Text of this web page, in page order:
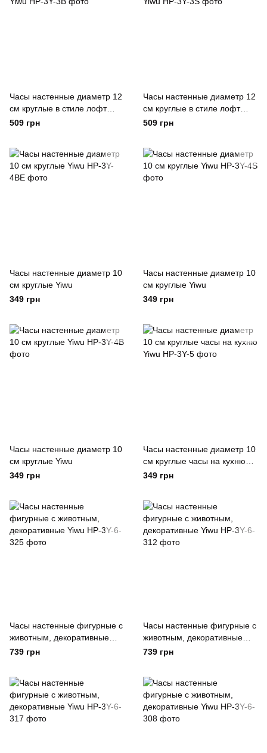
Часы настенные диаметр 12
см круглые в стиле лофт
Yiwu
509 грн
Часы настенные диаметр 12
см круглые в стиле лофт
Yiwu
509 грн
Часы настенные диаметр 10
см круглые Yiwu
349 грн
Часы настенные диаметр 10
см круглые Yiwu
349 грн
Часы настенные диаметр 10
см круглые Yiwu
349 грн
Часы настенные диаметр 10
см круглые часы на кухню
Yiwu
349 грн
Часы настенные фигурные с
животным, декоративные
Yiwu
739 грн
Часы настенные фигурные с
животным, декоративные
Yiwu
739 грн